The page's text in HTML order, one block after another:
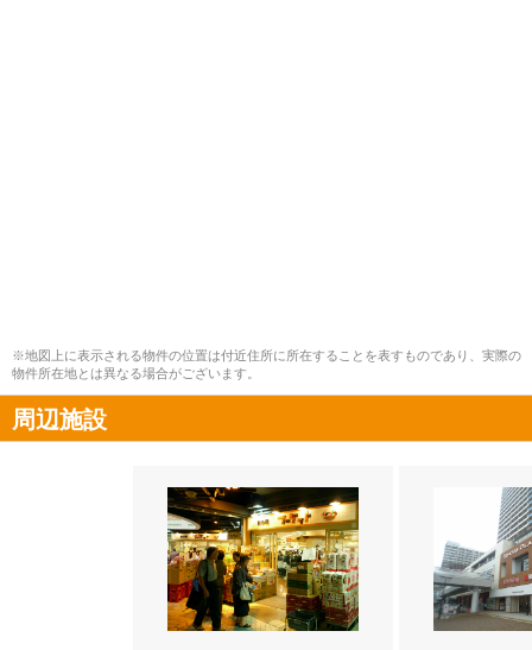
※地図上に表示される物件の位置は付近住所に所在することを表すものであり、実際の
物件所在地とは異なる場合がございます。
周辺施設